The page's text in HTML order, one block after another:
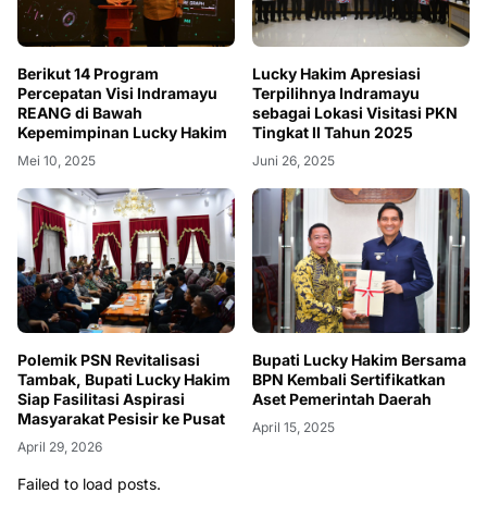
Berikut 14 Program
Percepatan Visi Indramayu
REANG di Bawah
Kepemimpinan Lucky Hakim
Mei 10, 2025
Lucky Hakim Apresiasi
Terpilihnya Indramayu
sebagai Lokasi Visitasi PKN
Tingkat II Tahun 2025
Juni 26, 2025
Polemik PSN Revitalisasi
Tambak, Bupati Lucky Hakim
Siap Fasilitasi Aspirasi
Masyarakat Pesisir ke Pusat
April 29, 2026
Bupati Lucky Hakim Bersama
BPN Kembali Sertifikatkan
Aset Pemerintah Daerah
April 15, 2025
Failed to load posts.